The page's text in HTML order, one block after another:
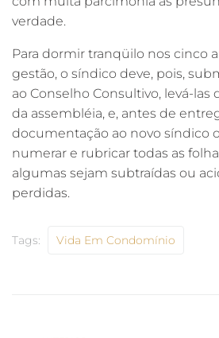
verdade.
Para dormir tranqüilo nos cinco
gestão, o síndico deve, pois,
ao Conselho Consultivo, levá-las
da assembléia, e, antes de
documentação ao novo síndico
numerar e rubricar todas as
algumas sejam subtraídas ou
perdidas.
Tags: Vida Em Condomínio